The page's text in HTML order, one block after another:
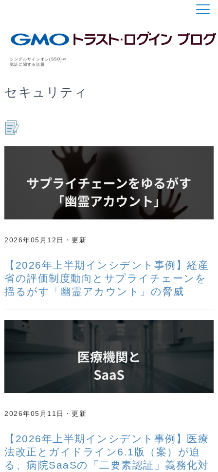
シングルサインオン(SSO)や
認証に関する話題
セキュリティ
2026年05月12日
【2026年上半期インシデント事例】経産
省の評価制度動向とサプライチェーンを
揺るがす「幽霊アカウント」の脅威
2026年05月11日
【2026年上半期インシデント事例】医療
法改正とガイドライン6.1版（案）が迫
る、病院SaaSの「二要素認証」義務化対